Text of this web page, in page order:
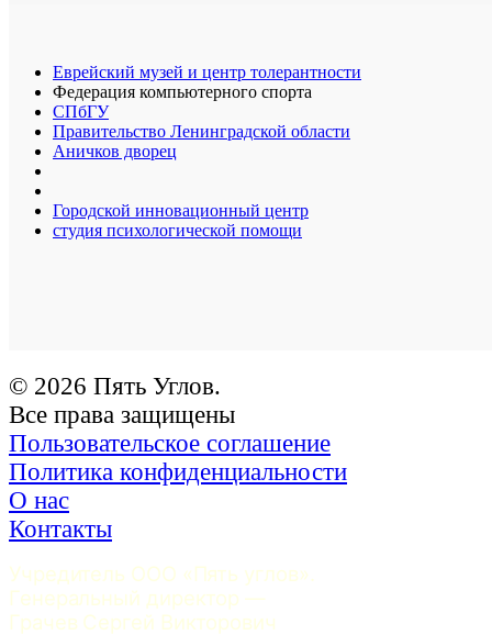
Еврейский музей и центр толерантности
Федерация компьютерного спорта
СПбГУ
Правительство Ленинградской области
Аничков дворец
Городской инновационный центр
студия психологической помощи
© 2026 Пять Углов.
Все права защищены
Пользовательское соглашение
Политика конфиденциальности
О нас
Контакты
Учредитель ООО «Пять углов».
Генеральный директор —
Грачев Сергей Викторович